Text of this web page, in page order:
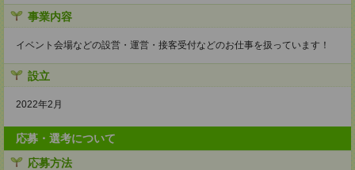
事業内容
イベント会場などの設営・運営・接客受付などのお仕事を扱っています！
設立
2022年2月
応募・選考について
応募方法